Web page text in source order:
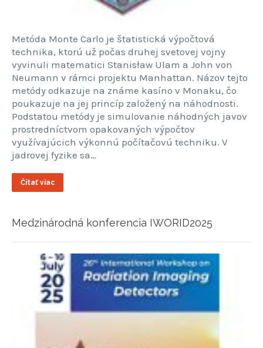
Metóda Monte Carlo je štatistická výpočtová
technika, ktorú už počas druhej svetovej vojny
vyvinuli matematici Stanisław Ulam a John von
Neumann v rámci projektu Manhattan. Názov tejto
metódy odkazuje na známe kasíno v Monaku, čo
poukazuje na jej princíp založený na náhodnosti.
Podstatou metódy je simulovanie náhodných javov
prostredníctvom opakovaných výpočtov
využívajúcich výkonnú počítačovú techniku. V
jadrovej fyzike sa…
Čítať viac
Medzinárodná konferencia IWORID2025